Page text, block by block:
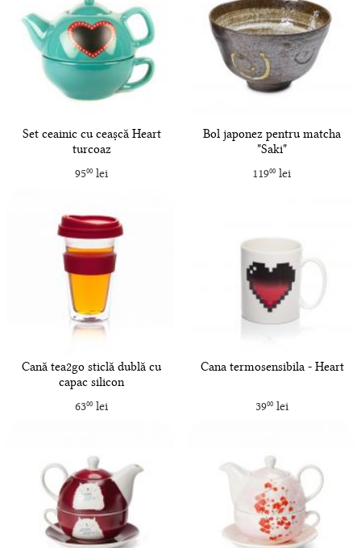
Set ceainic cu ceașcă Heart
turcoaz
9500lei
Bol japonez pentru matcha
"Saki"
11900 lei
Cană tea2go sticlă dublă cu
capac silicon
6300lei
Cana termosensibila - Heart
3900lei